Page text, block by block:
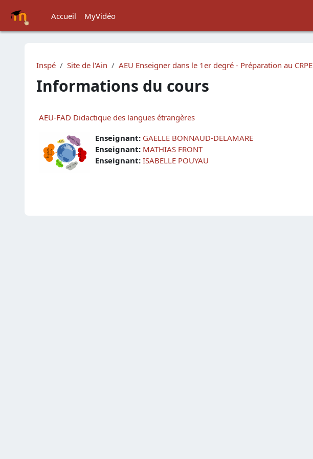
Accueil
MyVidéo
Inspé Site de l'Ain AEU Enseigner dans le 1er degré - Préparation au CRPE
Informations du cours
AEU-FAD Didactique des langues étrangères
Enseignant: GAELLE BONNAUD-DELAMARE
Enseignant: MATHIAS FRONT
Enseignant: ISABELLE POUYAU